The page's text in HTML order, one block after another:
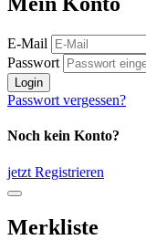
E-Mail
Passwort
Login
Passwort vergessen?
Noch kein Konto?
jetzt Registrieren
Merkliste